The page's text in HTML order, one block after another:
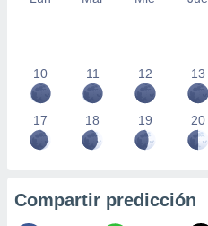
10 11 12 13
17 18 19 20
Compartir predicción